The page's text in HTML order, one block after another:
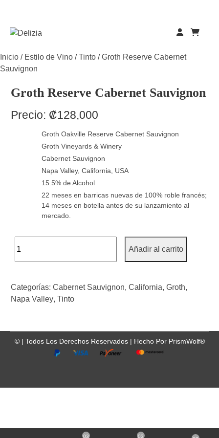
Inicio / Estilo de Vino /Tinto / Groth Reserve Cabernet
Sauvignon
Groth Reserve Cabernet Sauvignon
Precio: ₡128,000
Groth Oakville Reserve Cabernet Sauvignon
Groth Vineyards & Winery
Cabernet Sauvignon
Napa Valley, California, USA
15.5% de Alcohol
22 meses en barricas nuevas de 100% roble francés;
14 meses en botella antes de su lanzamiento al
mercado.
Añadir al carrito
Categorías:Cabernet Sauvignon,California,Groth,
Napa Valley,Tinto
© | Todos Los Derechos Reservados | Hecho Por PrismWolf®
03 03